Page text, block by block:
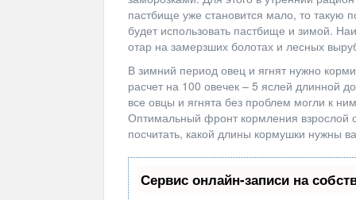
пастбище уже становится мало, то такую
будет использовать пастбище и зимой.
отар на замерзших болотах и лесных
В зимний период овец и ягнят нужно
расчет на 100 овечек – 5 яслей длинной
все овцы и ягнята без проблем могли к
Оптимальный фронт кормления взрослой
посчитать, какой длины кормушки нужны
Сервис онлайн-записи на